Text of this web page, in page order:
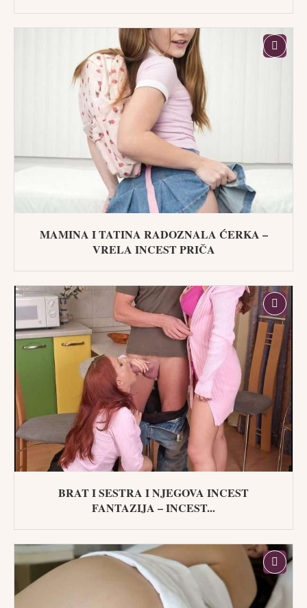
MAMINA I TATINA RADOZNALA ĆERKA –
VRELA INCEST PRIČA
BRAT I SESTRA I NJEGOVA INCEST
FANTAZIJA – INCEST...